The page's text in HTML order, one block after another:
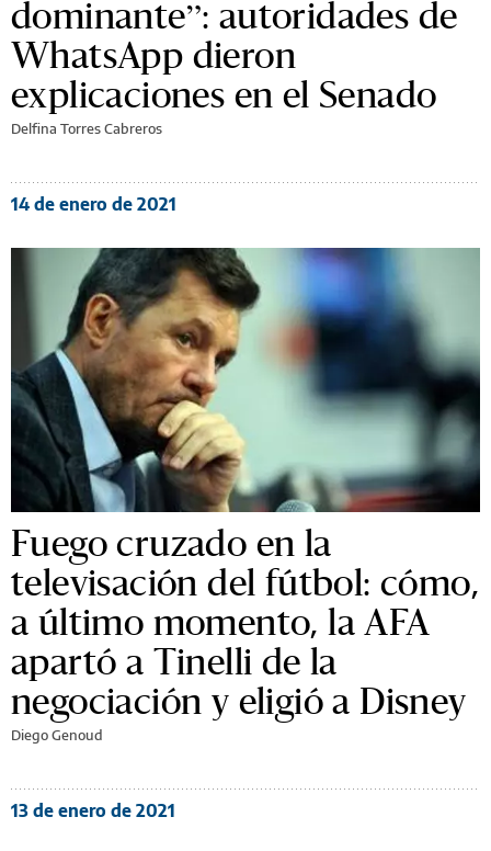
dominante”: autoridades de
WhatsApp dieron
explicaciones en el Senado
Delfina Torres Cabreros
14 de enero de 2021
Fuego cruzado en la
televisación del fútbol: cómo,
a último momento, la AFA
apartó a Tinelli de la
negociación y eligió a Disney
Diego Genoud
13 de enero de 2021